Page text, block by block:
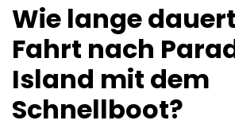
Wie lange
Fahrt nach
Island mit dem
Schnellboot?